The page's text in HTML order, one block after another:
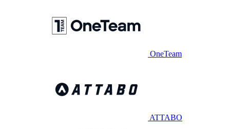
OneTeam
ATTABO